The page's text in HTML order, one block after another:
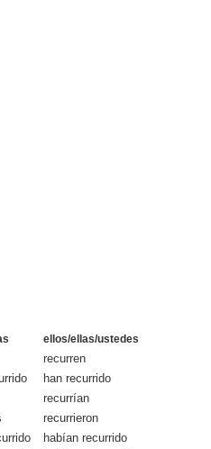
ellos/ellas/ustedes
recurren
han recurrido
recurrían
recurrieron
habían recurrido